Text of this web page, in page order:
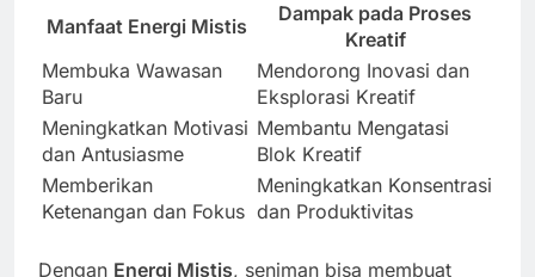
Manfaat Energi Mistis
Dampak pada Proses
Kreatif
Membuka Wawasan
Baru
Mendorong Inovasi dan
Eksplorasi Kreatif
Meningkatkan Motivasi
dan Antusiasme
Membantu Mengatasi
Blok Kreatif
Memberikan
Ketenangan dan Fokus
Meningkatkan Konsentrasi
dan Produktivitas
Dengan Energi Mistis, seniman bisa membuat